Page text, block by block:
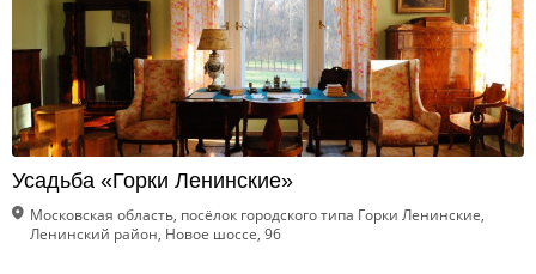
Усадьба «Горки Ленинские»
Московская область, посёлок городского типа Горки Ленинские,
Ленинский район, Новое шоссе, 96